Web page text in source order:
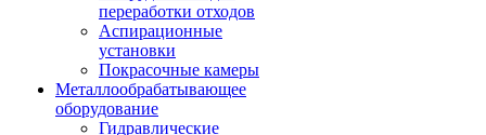
переработки отходов
Аспирационные
установки
Покрасочные камеры
Металлообрабатывающее
оборудование
Гидравлические